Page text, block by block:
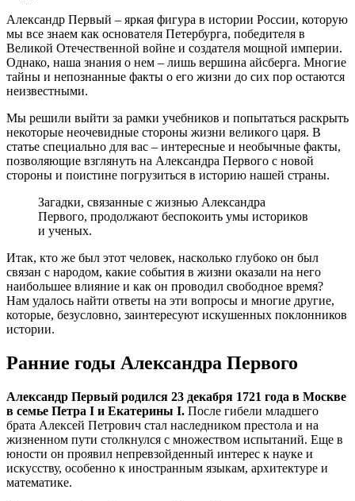
Александр Первый – яркая фигура в истории России, которую
мы все знаем как основателя Петербурга, победителя в
Великой Отечественной войне и создателя мощной империи.
Однако, наша знания о нем – лишь вершина айсберга. Многие
тайны и непознанные факты о его жизни до сих пор остаются
неизвестными.
Мы решили выйти за рамки учебников и попытаться раскрыть
некоторые неочевидные стороны жизни великого царя. В
статье специально для вас – интересные и необычные факты,
позволяющие взглянуть на Александра Первого с новой
стороны и поистине погрузиться в историю нашей страны.
Загадки, связанные с жизнью Александра
Первого, продолжают беспокоить умы историков
и ученых.
Итак, кто же был этот человек, насколько глубоко он был
связан с народом, какие события в жизни оказали на него
наибольшее влияние и как он проводил свободное время?
Нам удалось найти ответы на эти вопросы и многие другие,
которые, безусловно, заинтересуют искушенных поклонников
истории.
Ранние годы Александра Первого
Александр Первый родился 23 декабря 1721 года в Москве
в семье Петра I и Екатерины I. После гибели младшего
брата Алексей Петрович стал наследником престола и на
жизненном пути столкнулся с множеством испытаний. Еще в
юности он проявил непревзойденный интерес к науке и
искусству, особенно к иностранным языкам, архитектуре и
математике.